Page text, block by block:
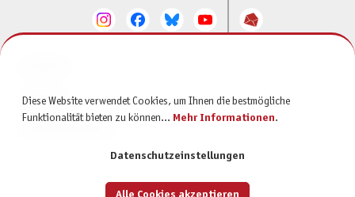
SERVICE
Diese Website verwendet Cookies, um Ihnen die bestmögliche
Funktionalität bieten zu können... Mehr Informationen.
Datenschutzeinstellungen